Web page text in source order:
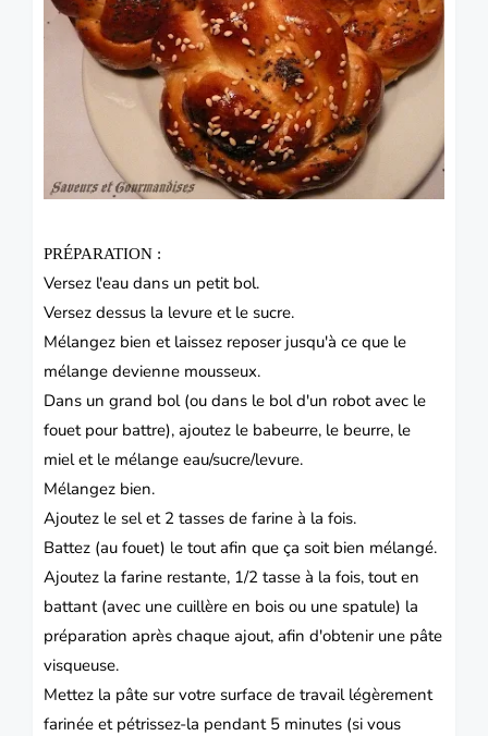
PRÉPARATION :
Versez l'eau dans un petit bol.
Versez dessus la levure et le sucre.
Mélangez bien et laissez reposer jusqu'à ce que le
mélange devienne mousseux.
Dans un grand bol (ou dans le bol d'un robot avec le
fouet pour battre), ajoutez le babeurre, le beurre, le
miel et le mélange eau/sucre/levure.
Mélangez bien.
Ajoutez le sel et 2 tasses de farine à la fois.
Battez (au fouet) le tout afin que ça soit bien mélangé.
Ajoutez la farine restante, 1/2 tasse à la fois, tout en
battant (avec une cuillère en bois ou une spatule) la
préparation après chaque ajout, afin d'obtenir une pâte
visqueuse.
Mettez la pâte sur votre surface de travail légèrement
farinée et pétrissez-la pendant 5 minutes (si vous